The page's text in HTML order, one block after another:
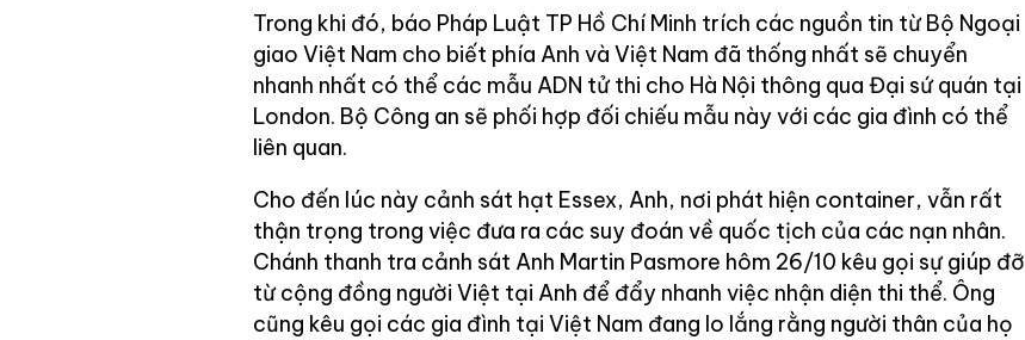
Trong khi đó, báo Pháp Luật TP Hồ Chí Minh trích các nguồn tin từ Bộ Ngoại
giao Việt Nam cho biết phía Anh và Việt Nam đã thống nhất sẽ chuyển
nhanh nhất có thể các mẫu ADN tử thi cho Hà Nội thông qua Đại sứ quán tại
London. Bộ Công an sẽ phối hợp đối chiếu mẫu này với các gia đình có thể
liên quan.
Cho đến lúc này cảnh sát hạt Essex, Anh, nơi phát hiện container, vẫn rất
thận trọng trong việc đưa ra các suy đoán về quốc tịch của các nạn nhân.
Chánh thanh tra cảnh sát Anh Martin Pasmore hôm 26/10 kêu gọi sự giúp đỡ
từ cộng đồng người Việt tại Anh để đẩy nhanh việc nhận diện thi thể. Ông
cũng kêu gọi các gia đình tại Việt Nam đang lo lắng rằng người thân của họ